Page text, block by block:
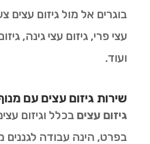
בוגרים אל מול גיזום עצים
עצי פרי, גיזום עצי גינה,
ועוד.
שירות גיזום עצים עם
גיזום עצים בכלל וגיזום
בפרט, הינה עבודה לגננים